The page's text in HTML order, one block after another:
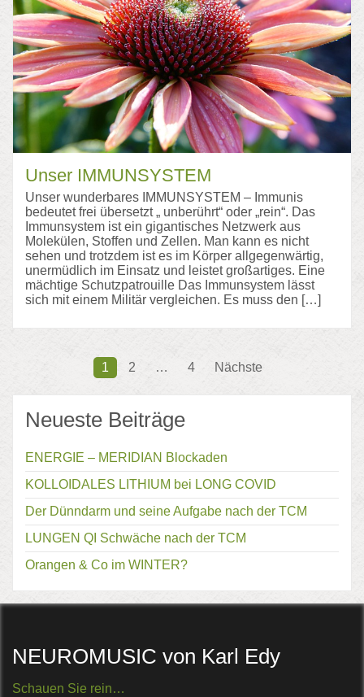
Unser IMMUNSYSTEM
Unser wunderbares IMMUNSYSTEM – Immunis
bedeutet frei übersetzt „ unberührt“ oder „rein“. Das
Immunsystem ist ein gigantisches Netzwerk aus
Molekülen, Stoffen und Zellen. Man kann es nicht
sehen und trotzdem ist es im Körper allgegenwärtig,
unermüdlich im Einsatz und leistet großartiges. Eine
mächtige Schutzpatrouille Das Immunsystem lässt
sich mit einem Militär vergleichen. Es muss den […]
Seitennummerierung
der
Beiträge
1 2 … 4 Nächste
Neueste Beiträge
ENERGIE – MERIDIAN Blockaden
KOLLOIDALES LITHIUM bei LONG COVID
Der Dünndarm und seine Aufgabe nach der TCM
LUNGEN QI Schwäche nach der TCM
Orangen & Co im WINTER?
NEUROMUSIC von Karl Edy
Schauen Sie rein…